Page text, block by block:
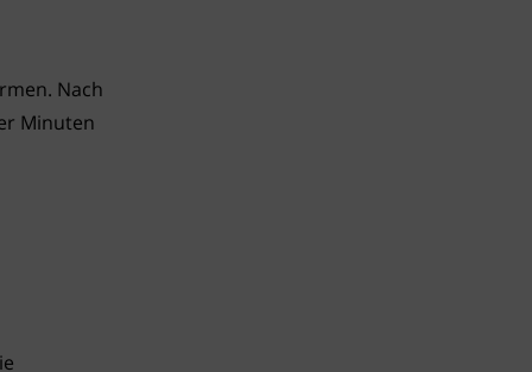
Nach
Minuten